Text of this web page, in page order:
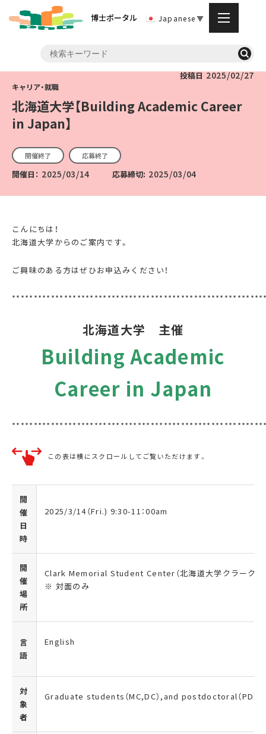
博士ポータル Japanese▼
投稿日 2025/02/27
北海道大学【Building Academic Career
in Japan】
開催終了 応募終了
開催日： 2025/03/14 応募締切: 2025/03/04
こんにちは！
北海道大学からのご案内です。
ご興味のある方はぜひお申込みください！
******************************
北海道大学 主催
Building Academic
Career in Japan
この表は横にスクロールしてご覧いただけます。
開
催
日
時
2025/3/14（Fri.) 9:30-11 ：00am
開
催
場
所
Clark Memorial Student Center（北海道大学クラーク会
※ 対面のみ
言
語
English
対
象
者
Graduate students（MC,DC） ,and postdoctoral（PD）